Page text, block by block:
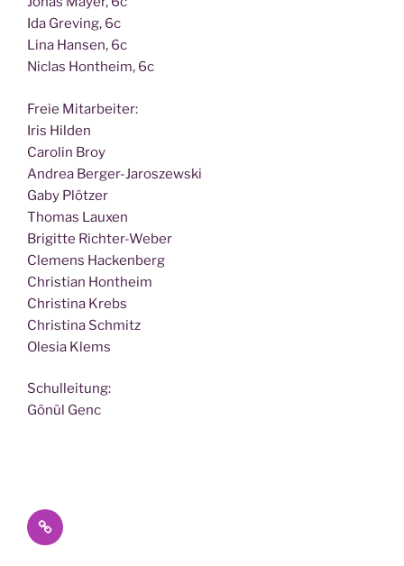
Ida Gre­ving, 6c
Lina Han­sen, 6c
Nic­las Hont­heim, 6c
Freie Mit­ar­bei­ter:
Iris Hilden
Caro­lin Broy
Andrea Berger-Jaroszewski
Gaby Plötzer
Tho­mas Lauxen
Bri­git­te Richter-Weber
Cle­mens Hackenberg
Chris­ti­an Hontheim
Chris­ti­na Krebs
Chris­ti­na Schmitz
Ole­sia Klems
Schul­lei­tung:
Gönül Genc
Datenschutz